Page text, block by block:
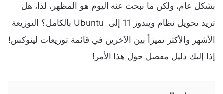
بشكل عام، ولكن ما نبحث عنه اليوم هو المظهر، لذا، هل
تريد تحويل نظام ويندوز 11 إلى Ubuntu بالكامل؟ التوزيعة
الأشهر والأكثر تميزاً بين الآخرين في قائمة توزيعات لينوكس!
إذا إليك دليل مفصل حول هذا الأمر!